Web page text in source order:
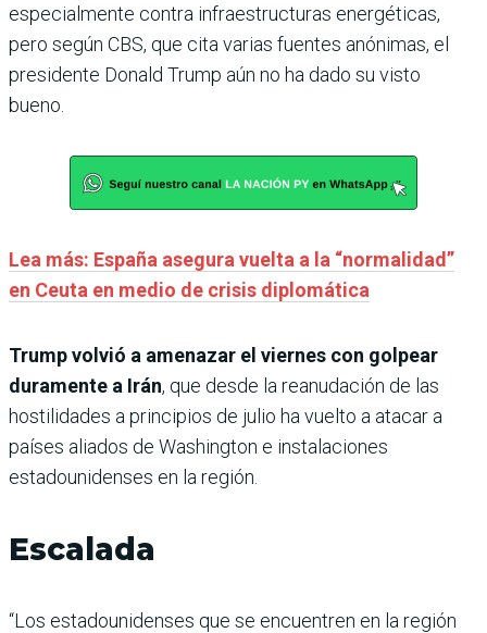
especialmente contra infraestructuras energéticas,
pero según CBS, que cita varias fuentes anónimas, el
presidente Donald Trump aún no ha dado su visto
bueno.
Lea más: España asegura vuelta a la “normalidad”
en Ceuta en medio de crisis diplomática
Trump volvió a amenazar el viernes con golpear
duramente a Irán, que desde la reanudación de las
hostilidades a principios de julio ha vuelto a atacar a
países aliados de Washington e instalaciones
estadounidenses en la región.
Escalada
“Los estadounidenses que se encuentren en la región